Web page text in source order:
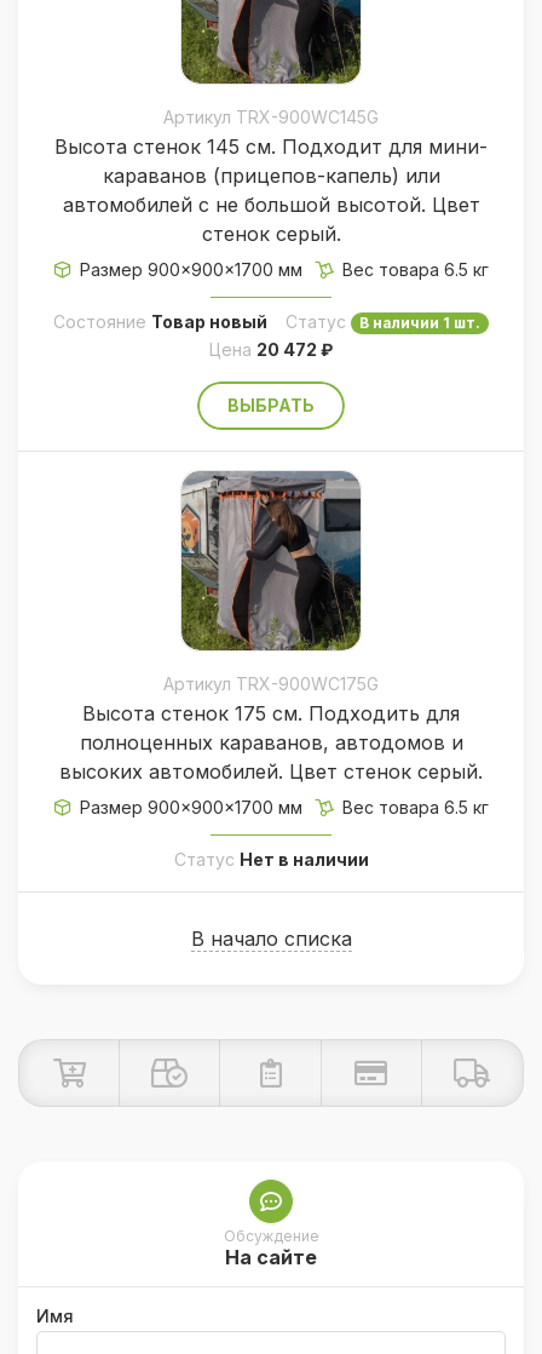
Защитный непромокаемый чехол
для транспортировки, устойчивый к УФ
излучению с двойным замком;
Каркас;
Крыша;
Органайзер;
Стенки с четырех сторон и одной
вертикальной молнией.
Артикул TRX-900WC145G
Высота стенок 145 см. Подходит для мини-
караванов (прицепов-капель) или
автомобилей с не большой высотой. Цвет
стенок серый.
Размер 900×900×1700 мм Вес товара 6.5 кг
Состояние Товар новый Статус В наличии 1 шт.
Цена 20 472 ₽
ВЫБРАТЬ
Артикул TRX-900WC175G
Высота стенок 175 см. Подходить для
полноценных караванов, автодомов и
высоких автомобилей. Цвет стенок серый.
Размер 900×900×1700 мм Вес товара 6.5 кг
Статус Нет в наличии
В начало списка
Обсуждение
На сайте
Имя